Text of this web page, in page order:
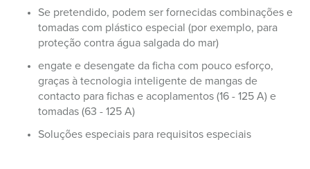
Se pretendido, podem ser fornecidas combinações e
tomadas com plástico especial (por exemplo, para
proteção contra água salgada do mar)
engate e desengate da ficha com pouco esforço,
graças à tecnologia inteligente de mangas de
contacto para fichas e acoplamentos (16 - 125 A) e
tomadas (63 - 125 A)
Soluções especiais para requisitos especiais